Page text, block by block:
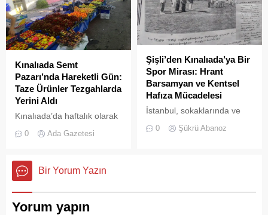
müdahalesiyle kurtarıldı.
Kınalıada Semt
Pazarı’nda Hareketli Gün:
Taze Ürünler Tezgahlarda
Yerini Aldı
Kınalıada’da haftalık olarak
sakinleri ve ziyaretçilerin
canlılığına ulaştı.
0 Ada Gazetesi
Şişli’den Kınalıada’ya Bir
Spor Mirası: Hrant
Barsamyan ve Kentsel
Hafıza Mücadelesi
İstanbul, sokaklarında ve
yüzyıllardır biriktirdiği çok
0 Şükrü Abanoz
Bir Yorum Yazın
Yorum yapın